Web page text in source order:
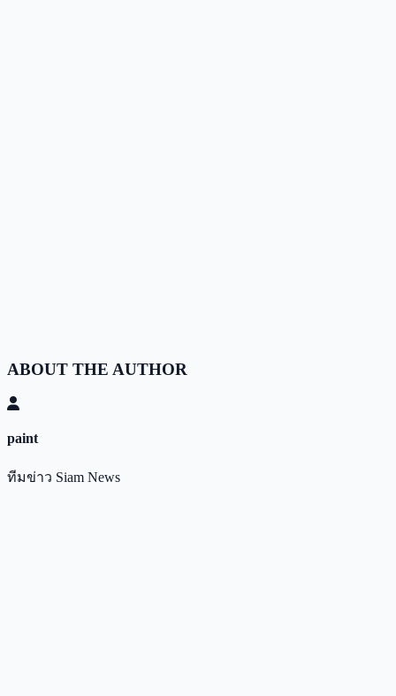
ABOUT THE AUTHOR
paint
ทีมข่าว Siam News